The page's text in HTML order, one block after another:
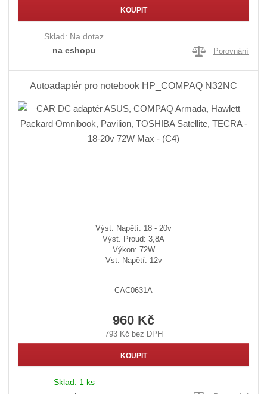
KOUPIT
Sklad: Na dotaz
na eshopu
Porovnání
Autoadaptér pro notebook HP_COMPAQ N32NC
Výst. Napětí: 18 - 20v
Výst. Proud: 3,8A
Výkon: 72W
Vst. Napětí: 12v
CAC0631A
960 Kč
793 Kč bez DPH
KOUPIT
Sklad: 1 ks